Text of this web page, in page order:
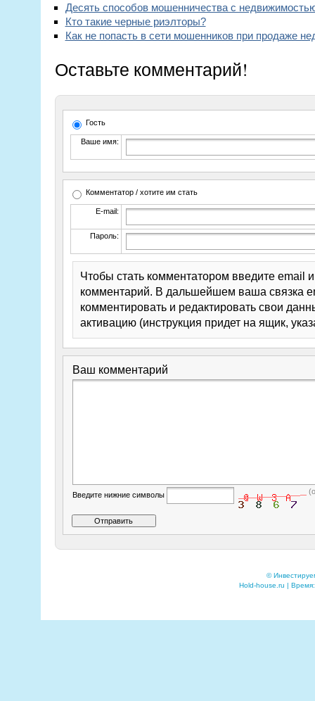
Десять способов мошенничества с
Кто такие черные риэлторы?
Как не попасть в сети мошенников при продаже
Оставьте комментарий!
Гость
Ваше имя:
Комментатор / хотите им стать
E-mail:
Пароль:
Чтобы стать комментатором введите email
комментарий. В дальшейшем ваша связка
комментировать и редактировать свои
активацию (инструкция придет на ящик,
Ваш комментарий
Введите нижние символы
©
Hold-house.ru |